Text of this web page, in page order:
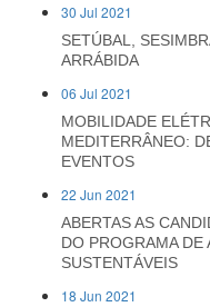
30 Jul 2021
SETÚBAL,
ARRÁBIDA
06 Jul 2021
MOBILIDADE
MEDITERRÂNEO:
EVENTOS
22 Jun 2021
ABERTAS AS
DO PROGRAMA DE
SUSTENTÁVEIS
18 Jun 2021